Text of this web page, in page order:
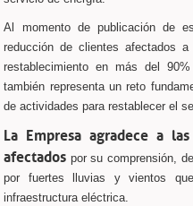
Al momento de publicación de
reducción de clientes afectados
restablecimiento en más del
también representa un reto
de actividades para restablecer el
La Empresa agradece a
afectados por su comprensión,
por fuertes lluvias y vientos
infraestructura eléctrica.